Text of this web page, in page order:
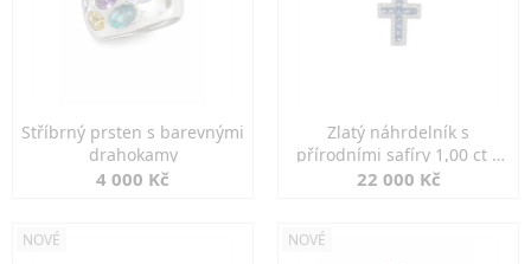
Stříbrný prsten s barevnými
drahokamy
4 000 Kč
Zlatý náhrdelník s
přírodními safíry 1,00 ct a
diamanty
22 000 Kč
NOVÉ NOVÉ